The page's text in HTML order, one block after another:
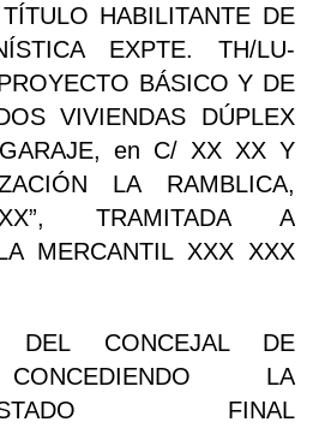
HABILITANTE DE
EXPTE. TH/LU-
BÁSICO Y DE
VIVIENDAS DÚPLEX
en C/ XX XX Y
LA RAMBLICA,
TRAMITADA A
MERCANTIL XXX XXX
DEL CONCEJAL DE
LA
ESTADO FINAL